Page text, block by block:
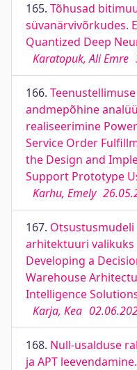
165. Tõhusad
süvanärvivõrkudes.
Quantized Deep
Karatopuk, Ali Emre
166.
andmepõhine
realiseerimine
Service Order
the Design and
Support Prototype
Karhu, Emely
167.
arhitektuuri valikuks
Developing a
Warehouse
Intelligence
Karja, Kea
168. Null-usalduse
ja APT